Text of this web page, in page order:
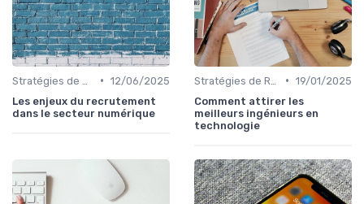
• 12/06/2025
Les enjeux du recrutement
dans le secteur numérique
• 19/01/2025
Comment attirer les
meilleurs ingénieurs en
technologie